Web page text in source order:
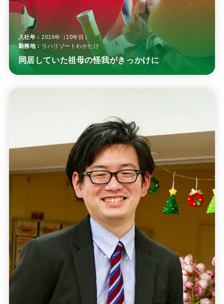
入社年： 2016年（10年目）
勤務地： リハリゾートわかたけ
同居していた祖母の怪我がきっかけに